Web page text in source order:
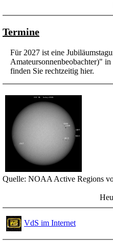
Termine
Für 2027 ist eine
Amateursonnenbeobachter)"
finden Sie rechtzeitig hier.
Quelle: NOAA Active Regions
VdS im Internet